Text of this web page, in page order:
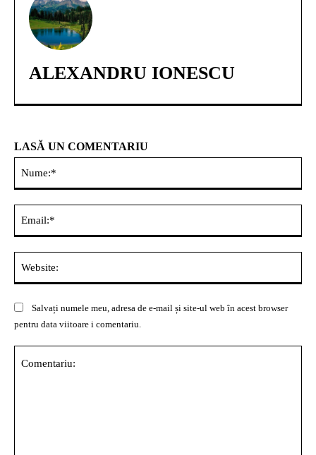
ALEXANDRU IONESCU
LASĂ UN COMENTARIU
Salvați numele meu, adresa de e-mail și site-ul web în acest browser
pentru data viitoare i comentariu.